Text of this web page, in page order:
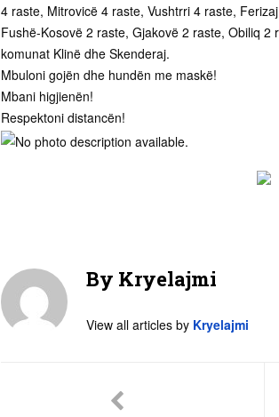
4 raste, Mitrovicë 4 raste, Vushtrri 4 raste,
Fushë-Kosovë 2 raste, Gjakovë 2 raste, Obiliq
komunat Klinë dhe Skenderaj.
Mbuloni gojën dhe hundën me maskë!
Mbani higjienën!
Respektoni distancën!
By Kryelajmi
View all articles by Kryelajmi